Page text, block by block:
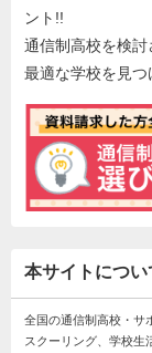
ント!!
通信制高校を検討
最適な学校を見つ
本サイトについ
全国の通信制高校・サ
スクーリング、学校生